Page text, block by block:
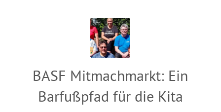
BASF Mitmachmarkt: Ein
Barfußpfad für die Kita